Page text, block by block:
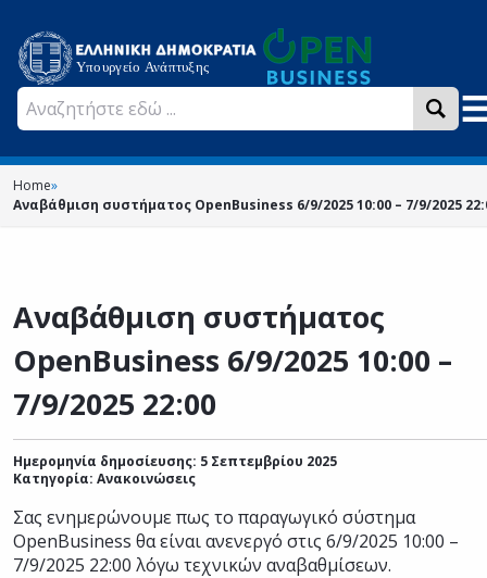
Home»
Αναβάθμιση συστήματος OpenBusiness 6/9/2025 10:00 – 7/9/2025
Αναβάθμιση συστήματος
OpenBusiness 6/9/2025 10:00 –
7/9/2025 22:00
Ημερομηνία δημοσίευσης: 5 Σεπτεμβρίου 2025
Κατηγορία: Ανακοινώσεις
Σας ενημερώνουμε πως το παραγωγικό σύστημα
OpenBusiness θα είναι ανενεργό στις 6/9/2025 10:00 –
7/9/2025 22:00 λόγω τεχνικών αναβαθμίσεων.